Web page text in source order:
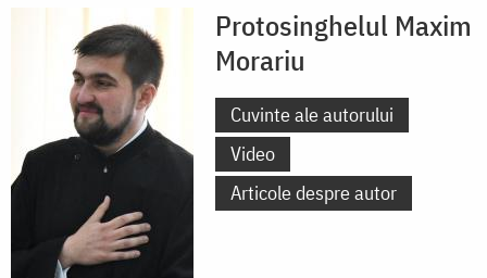
Protosinghelul Maxim
Morariu
Cuvinte ale autorului
Video
Articole despre autor